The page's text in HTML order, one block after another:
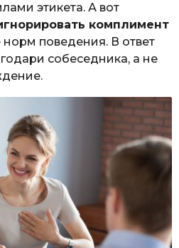
этикета. А вот
комплимент
поведения. В ответ
собеседника, а не